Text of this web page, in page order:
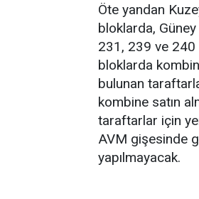
Öte yandan
bloklarda,
231, 239 ve 240
bloklarda
bulunan
kombine satın
taraftarlar için
AVM gişesinde
yapılmayacak.